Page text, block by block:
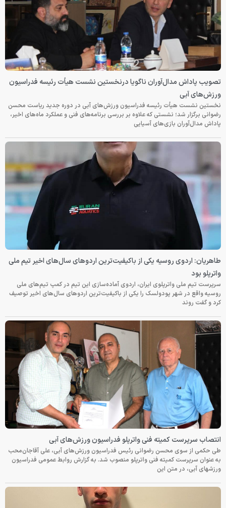
تصویب پاداش مدال‌آوران ناگویا درنخستین نشست هیأت رئیسه فدراسیون
ورزش‌های آبی
نخستین نشست هیأت رئیسه فدراسیون ورزش‌های آبی در دوره جدید ریاست محسن
رضوانی برگزار شد؛ نشستی که علاوه بر بررسی برنامه‌های فنی و عملکرد ماه‌های اخیر،
پاداش مدال‌آوران بازی‌های آسیایی
طاهریان: اردوی روسیه یکی از باکیفیت‌ترین اردوهای سال‌های اخیر تیم ملی
واترپلو بود
سرپرست تیم ملی واترپلوی ایران، اردوی آماده‌سازی این تیم در کمپ تیم‌های ملی
روسیه واقع در شهر پودولسک را یکی از باکیفیت‌ترین اردوهای سال‌های اخیر توصیف
کرد و گفت روند
انتصاب سرپرست کمیته فنی واترپلو فدراسیون ورزش‌های آبی
طی حکمی از سوی محسن رضوانی رئیس فدراسیون ورزش‌های آبی، علی آقاجان‌محب
به عنوان سرپرست کمیته فنی واترپلو منصوب شد. به گزارش روابط عمومی فدراسیون
ورزشهای آبی، در متن این